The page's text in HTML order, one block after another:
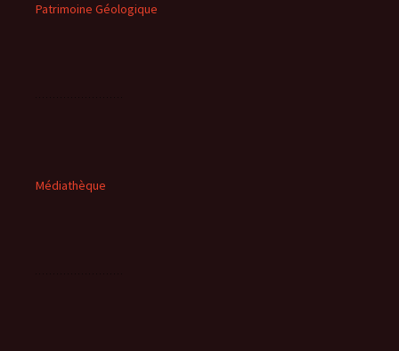
Patrimoine Géologique
Médiathèque